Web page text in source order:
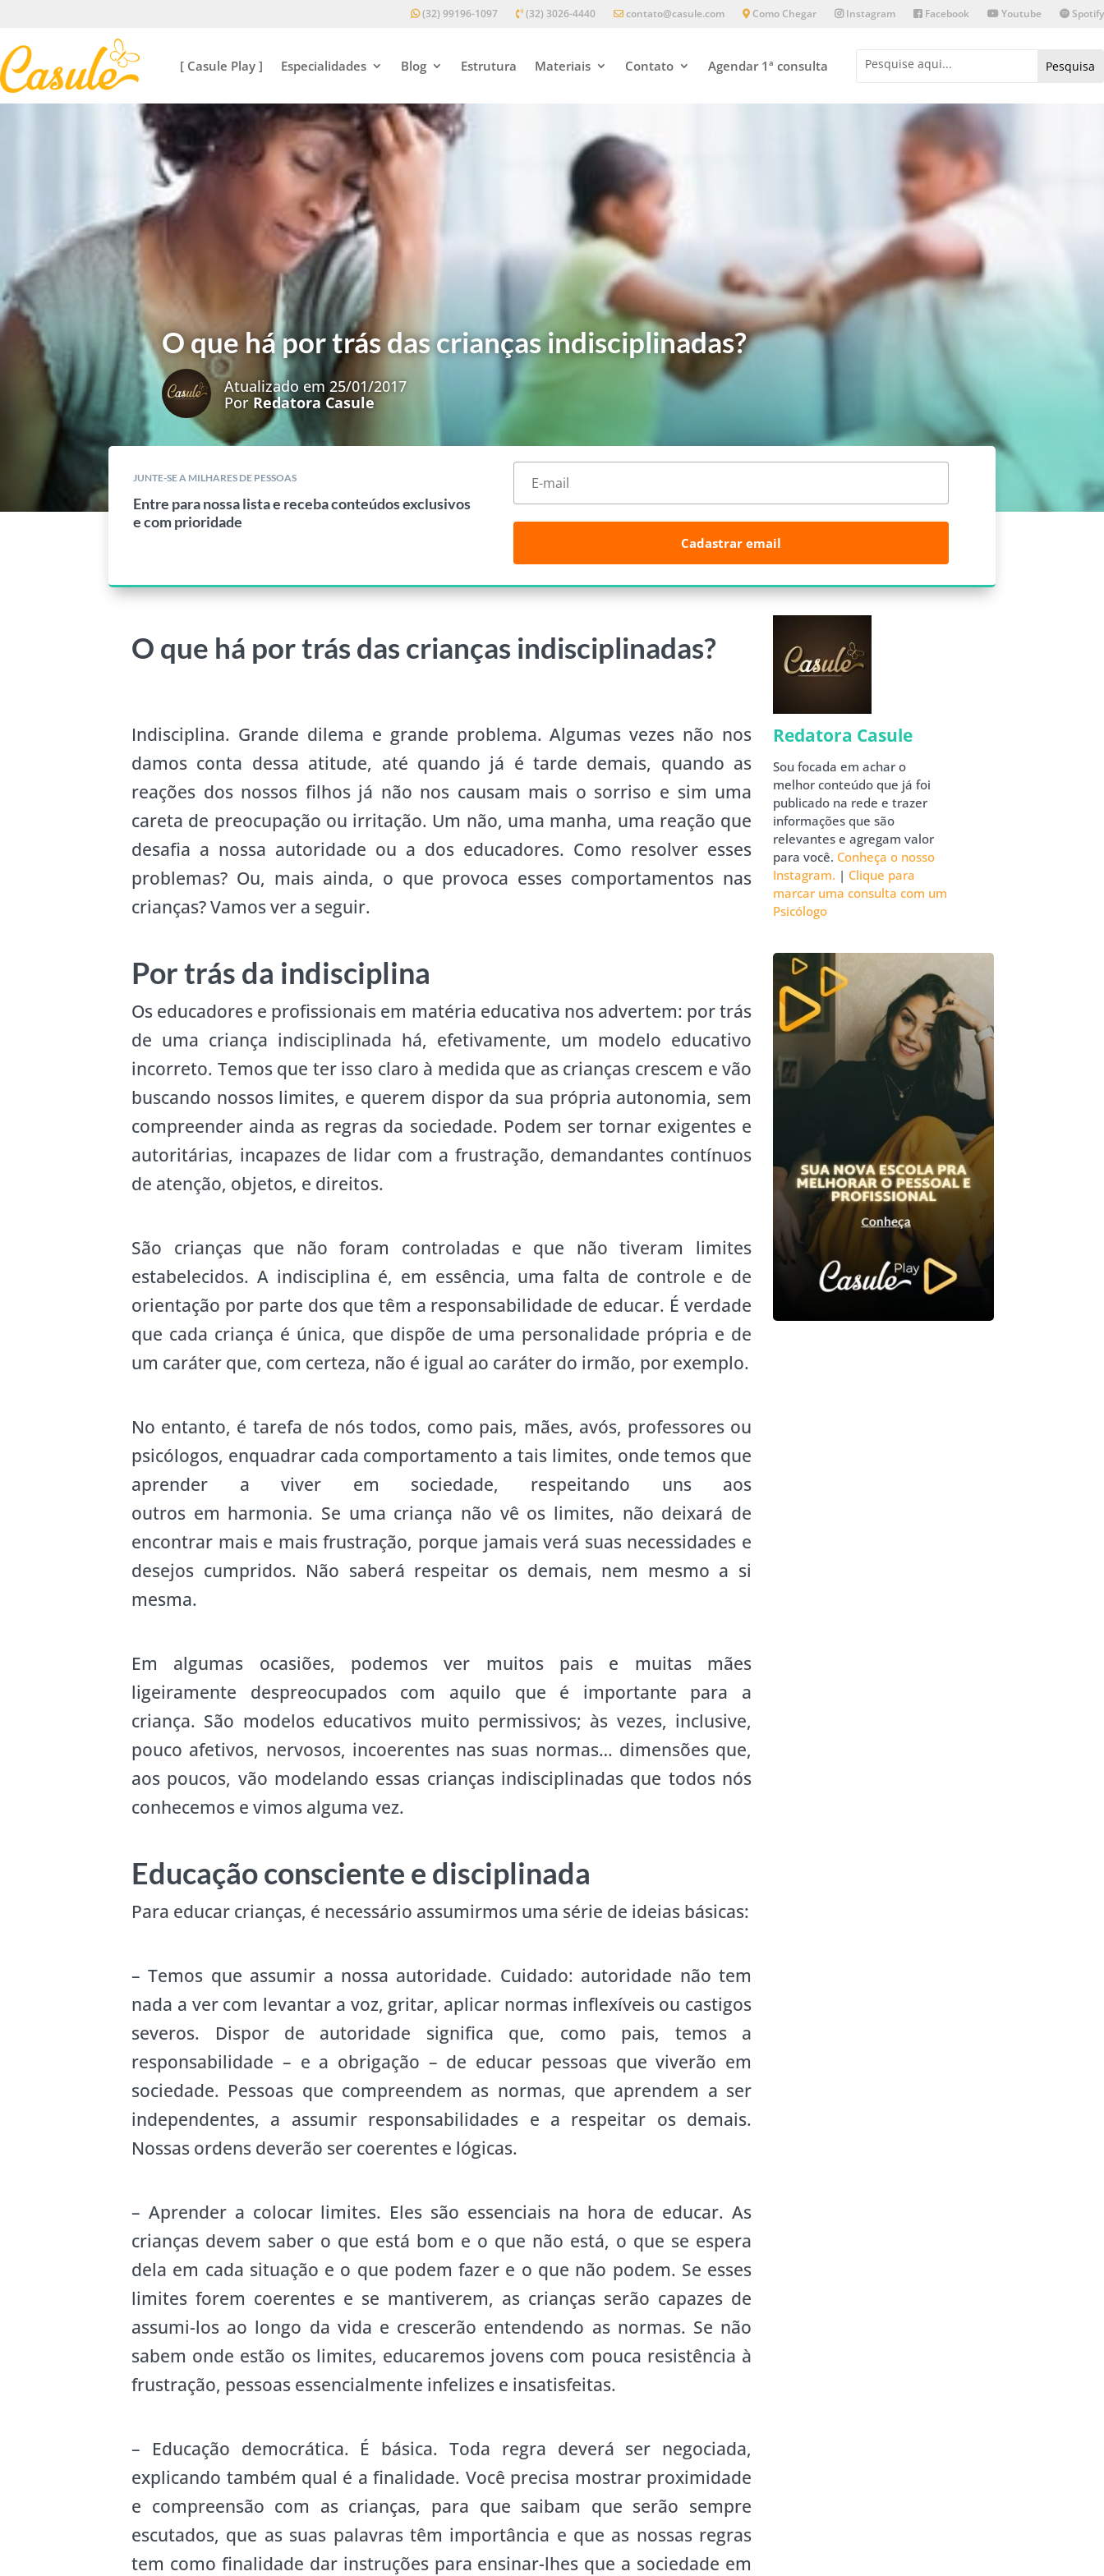
(32) 99196-1097 (32) 3026-4440 contato@casule.com Como Chegar Instagram Facebook Youtube Spotify
[ Casule Play ] Especialidades Blog Estrutura Materiais Contato Agendar 1ª consulta
O que há por trás das crianças indisciplinadas?
Atualizado em 25/01/2017
Por Redatora Casule
JUNTE-SE A MILHARES DE PESSOAS
Entre para nossa lista e receba conteúdos exclusivos
e com prioridade
Cadastrar email
O que há por trás das crianças indisciplinadas?
Indisciplina. Grande dilema e grande problema. Algumas vezes não nos
damos conta dessa atitude, até quando já é tarde demais, quando as
reações dos nossos filhos já não nos causam mais o sorriso e sim uma
careta de preocupação ou irritação. Um não, uma manha, uma reação que
desafia a nossa autoridade ou a dos educadores. Como resolver esses
problemas? Ou, mais ainda, o que provoca esses comportamentos nas
crianças? Vamos ver a seguir.
Por trás da indisciplina
Os educadores e profissionais em matéria educativa nos advertem: por trás
de uma criança indisciplinada há, efetivamente, um modelo educativo
incorreto. Temos que ter isso claro à medida que as crianças crescem e vão
buscando nossos limites, e querem dispor da sua própria autonomia, sem
compreender ainda as regras da sociedade. Podem ser tornar exigentes e
autoritárias, incapazes de lidar com a frustração, demandantes contínuos
de atenção, objetos, e direitos.
São crianças que não foram controladas e que não tiveram limites
estabelecidos. A indisciplina é, em essência, uma falta de controle e de
orientação por parte dos que têm a responsabilidade de educar. É verdade
que cada criança é única, que dispõe de uma personalidade própria e de
um caráter que, com certeza, não é igual ao caráter do irmão, por exemplo.
No entanto, é tarefa de nós todos, como pais, mães, avós, professores ou
psicólogos, enquadrar cada comportamento a tais limites, onde temos que
aprender a viver em sociedade, respeitando uns aos
outros em harmonia. Se uma criança não vê os limites, não deixará de
encontrar mais e mais frustração, porque jamais verá suas necessidades e
desejos cumpridos. Não saberá respeitar os demais, nem mesmo a si
mesma.
Em algumas ocasiões, podemos ver muitos pais e muitas mães
ligeiramente despreocupados com aquilo que é importante para a
criança. São modelos educativos muito permissivos; às vezes, inclusive,
pouco afetivos, nervosos, incoerentes nas suas normas… dimensões que,
aos poucos, vão modelando essas crianças indisciplinadas que todos nós
conhecemos e vimos alguma vez.
Educação consciente e disciplinada
Para educar crianças, é necessário assumirmos uma série de ideias básicas:
– Temos que assumir a nossa autoridade. Cuidado: autoridade não tem
nada a ver com levantar a voz, gritar, aplicar normas inflexíveis ou castigos
severos. Dispor de autoridade significa que, como pais, temos a
responsabilidade – e a obrigação – de educar pessoas que viverão em
sociedade. Pessoas que compreendem as normas, que aprendem a ser
independentes, a assumir responsabilidades e a respeitar os demais.
Nossas ordens deverão ser coerentes e lógicas.
– Aprender a colocar limites. Eles são essenciais na hora de educar. As
crianças devem saber o que está bom e o que não está, o que se espera
dela em cada situação e o que podem fazer e o que não podem. Se esses
limites forem coerentes e se mantiverem, as crianças serão capazes de
assumi-los ao longo da vida e crescerão entendendo as normas. Se não
sabem onde estão os limites, educaremos jovens com pouca resistência à
frustração, pessoas essencialmente infelizes e insatisfeitas.
– Educação democrática. É básica. Toda regra deverá ser negociada,
explicando também qual é a finalidade. Você precisa mostrar proximidade
e compreensão com as crianças, para que saibam que serão sempre
escutados, que as suas palavras têm importância e que as nossas regras
tem como finalidade dar instruções para ensinar-lhes que a sociedade em
Redatora Casule
Sou focada em achar o
melhor conteúdo que já foi
publicado na rede e trazer
informações que são
relevantes e agregam valor
para você. Conheça o nosso
Instagram. | Clique para
marcar uma consulta com um
Psicólogo